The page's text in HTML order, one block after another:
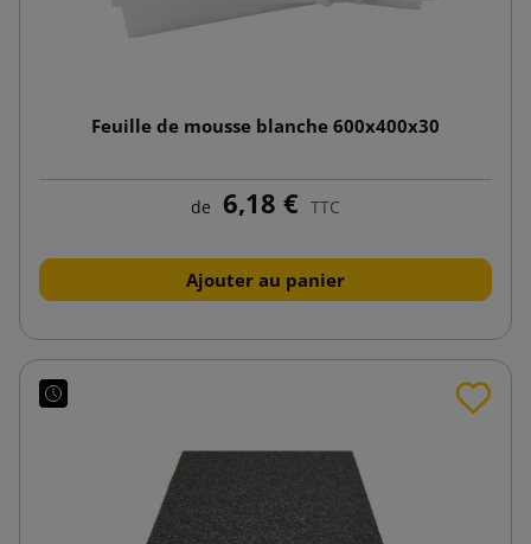
Feuille de mousse blanche 600x400x30
de 6,18 € TTC
Ajouter au panier